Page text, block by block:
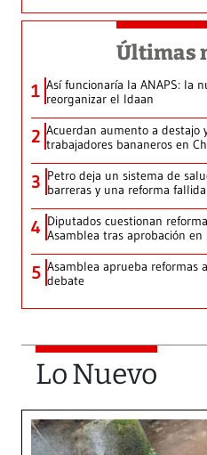
Últimas
1 Así funcionaría la ANAPS: la
reorganizar el Idaan
2 Acuerdan aumento a destajo
trabajadores bananeros en
3 Petro deja un sistema de
barreras y una reforma fallida
4 Diputados cuestionan
Asamblea tras aprobación
5 Asamblea aprueba reformas
debate
Lo Nuevo